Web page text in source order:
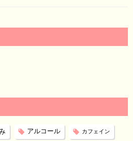
アルコール カフェイン